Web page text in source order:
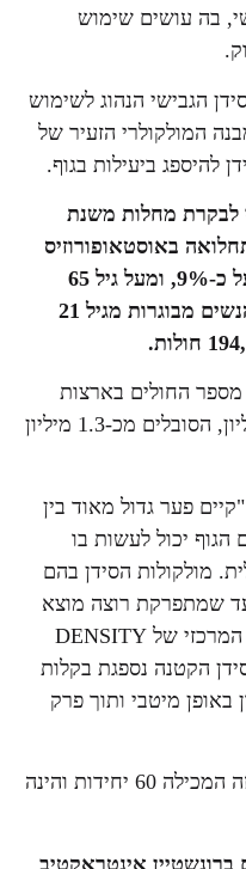
בה עושים שימוש
הגבישי הנהוג לשימוש
המולקולרי הזעיר של
להיספג ביעילות בגוף.
לבקרת מחלות משנת
באוסטאופורוזיס
בקרב נשים בגיל 45 – 54 עומד על כ-9%, ומעל גיל 65
שיעור זה עומד על כ-30%. סך הנשים מבוגרות מגיל 21
החולים בארצות
הברית הוא כעשרים וחמישה מיליון, הסובלים מכ-1.3 מיליון
פער גדול מאוד בין
הגוף יכול לעשות בו
מולקולות הסידן בהם
שמתפרקת רוצה מוצא
את דרכו אל מחוץ לגוף. החידוש המרכזי של DENSITY
הקטנה נספגת בקלות
מיטבי ותוך פרק
מחיר לצרכן : 200 שקלים, באריזה המכילה 60 יחידות והינה
אינטראקטיב